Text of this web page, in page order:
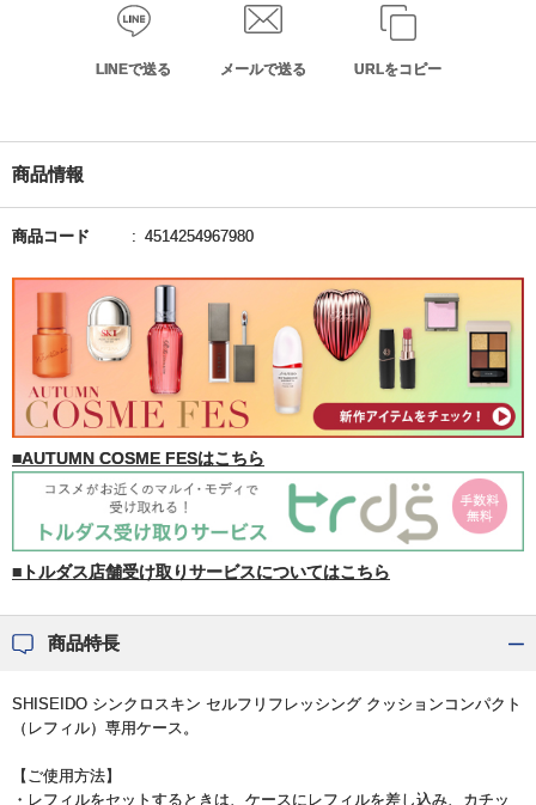
LINEで送る メールで送る URLをコピー
商品情報
商品コード 4514254967980
■AUTUMN COSME FESはこちら
■トルダス店舗受け取りサービスについてはこちら
商品特長
SHISEIDO シンクロスキン セルフリフレッシング クッションコンパクト
（レフィル）専用ケース。
【ご使用方法】
・レフィルをセットするときは、ケースにレフィルを差し込み、カチッ